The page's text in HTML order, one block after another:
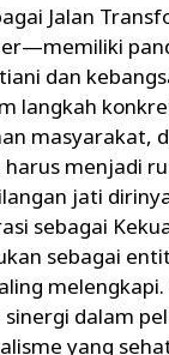
Jalan
dan
langkah
masyarakat,
menjadi
jati
sebagai
sebagai
dalam
yang